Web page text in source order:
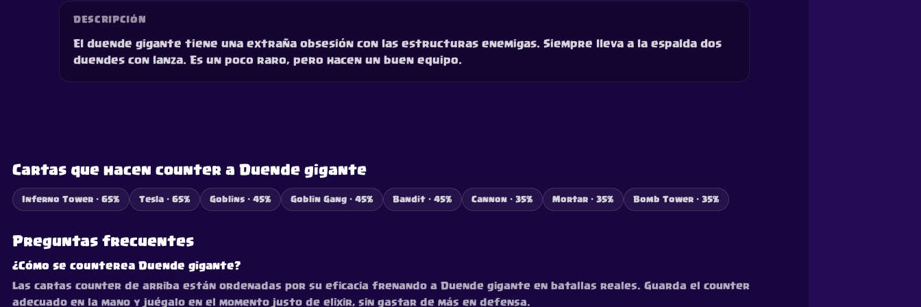
DESCRIPCIÓN
El duende gigante tiene una extraña obsesión con las estructuras enemigas. Siempre lleva a la espalda dos
duendes con lanza. Es un poco raro, pero hacen un buen equipo.
Cartas que hacen counter a Duende gigante
Inferno Tower · 65% Tesla · 65% Goblins · 45% Goblin Gang · 45% Bandit · 45% Cannon · 35% Mortar · 35% Bomb Tower · 35%
Preguntas frecuentes
¿Cómo se counterea Duende gigante?
Las cartas counter de arriba están ordenadas por su eficacia frenando a Duende gigante en batallas reales. Guarda el counter
adecuado en la mano y juégalo en el momento justo de elixir, sin gastar de más en defensa.